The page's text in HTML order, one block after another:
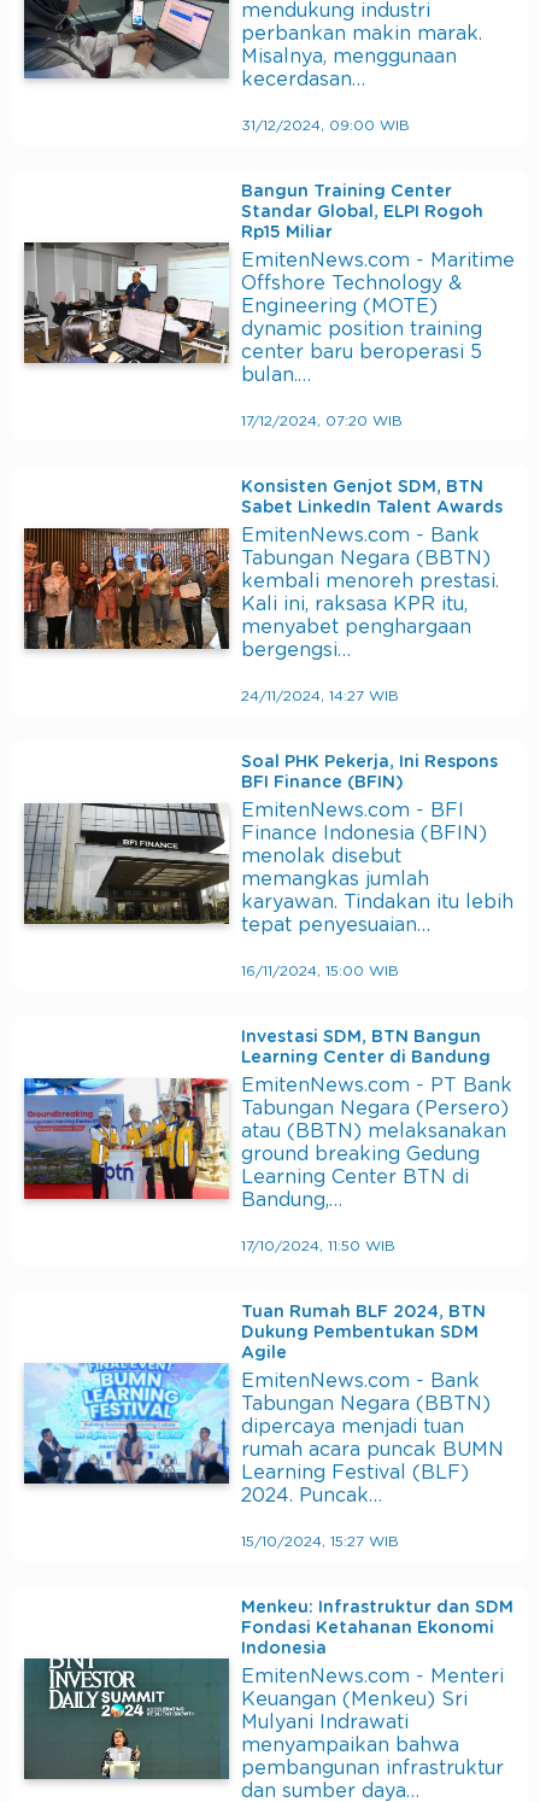
mendukung industri
perbankan makin marak.
Misalnya, menggunaan
kecerdasan…
31/12/2024, 09:00 WIB
Bangun Training Center
Standar Global, ELPI Rogoh
Rp15 Miliar
EmitenNews.com - Maritime
Offshore Technology &
Engineering (MOTE)
dynamic position training
center baru beroperasi 5
bulan.…
17/12/2024, 07:20 WIB
Konsisten Genjot SDM, BTN
Sabet LinkedIn Talent Awards
EmitenNews.com - Bank
Tabungan Negara (BBTN)
kembali menoreh prestasi.
Kali ini, raksasa KPR itu,
menyabet penghargaan
bergengsi…
24/11/2024, 14:27 WIB
Soal PHK Pekerja, Ini Respons
BFI Finance (BFIN)
EmitenNews.com - BFI
Finance Indonesia (BFIN)
menolak disebut
memangkas jumlah
karyawan. Tindakan itu lebih
tepat penyesuaian…
16/11/2024, 15:00 WIB
Investasi SDM, BTN Bangun
Learning Center di Bandung
EmitenNews.com - PT Bank
Tabungan Negara (Persero)
atau (BBTN) melaksanakan
ground breaking Gedung
Learning Center BTN di
Bandung,…
17/10/2024, 11:50 WIB
Tuan Rumah BLF 2024, BTN
Dukung Pembentukan SDM
Agile
EmitenNews.com - Bank
Tabungan Negara (BBTN)
dipercaya menjadi tuan
rumah acara puncak BUMN
Learning Festival (BLF)
2024. Puncak…
15/10/2024, 15:27 WIB
Menkeu: Infrastruktur dan SDM
Fondasi Ketahanan Ekonomi
Indonesia
EmitenNews.com - Menteri
Keuangan (Menkeu) Sri
Mulyani Indrawati
menyampaikan bahwa
pembangunan infrastruktur
dan sumber daya…